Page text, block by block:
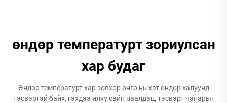
өндөр температурт зориулсан
хар будаг
Өндөр температурт хар зовхор өнгө нь хэт өндөр халуунд
тэсвэртэй байх, гэхдээ илүү сайн наалдац, тэсвэрт чанарыг